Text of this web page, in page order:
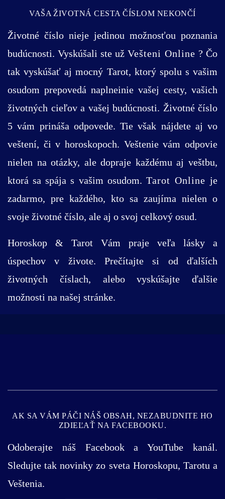
VAŠA ŽIVOTNÁ CESTA ČÍSLOM NEKONČÍ
Životné číslo nieje jedinou možnosťou poznania
budúcnosti. Vyskúšali ste už Vešteni Online ? Čo
tak vyskúšať aj mocný Tarot, ktorý spolu s vašim
osudom prepovedá naplneinie vašej cesty, vašich
životných cieľov a vašej budúcnosti. Životné číslo
5 vám prináša odpovede. Tie však nájdete aj vo
veštení, či v horoskopoch. Veštenie vám odpovie
nielen na otázky, ale dopraje každému aj veštbu,
ktorá sa spája s vašim osudom. Tarot Online je
zadarmo, pre každého, kto sa zaujíma nielen o
svoje životné číslo, ale aj o svoj celkový osud.
Horoskop & Tarot Vám praje veľa lásky a
úspechov v živote. Prečítajte si od ďalších
životných číslach, alebo vyskúšajte ďalšie
možnosti na našej stránke.
AK SA VÁM PÁČI NÁŠ OBSAH, NEZABUDNITE HO
ZDIEĽAŤ NA FACEBOOKU.
Odoberajte náš Facebook a YouTube kanál.
Sledujte tak novinky zo sveta Horoskopu, Tarotu a
Veštenia.